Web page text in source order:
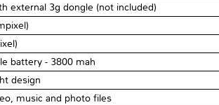
external 3g dongle (not included)
battery - 3800 mah
design
music and photo files